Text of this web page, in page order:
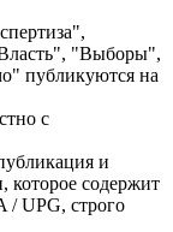
"Выборы",
публикуются на
с
и
которое содержит
/ UPG, строго